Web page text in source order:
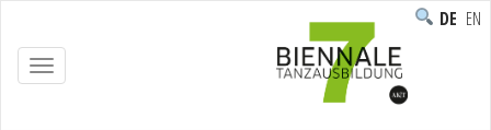
TOGGLE
NAVIGATION